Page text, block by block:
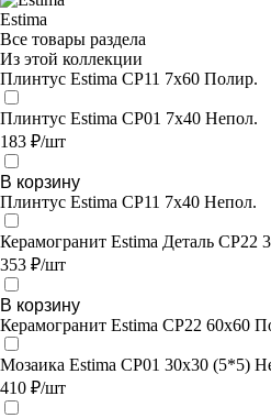
Estima
Все товары раздела
Из этой коллекции
Плинтус Estima CP11 7x60 Полир.
Плинтус Estima CP01 7x40 Непол.
183 ₽/шт
В корзину
Плинтус Estima CP11 7x40 Непол.
Керамогранит Estima Деталь CP22
353 ₽/шт
В корзину
Керамогранит Estima CP22 60x60
Мозаика Estima CP01 30x30 (5*5)
410 ₽/шт